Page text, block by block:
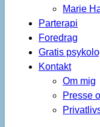
Marie
Parterapi
Foredrag
Gratis
Kontakt
Om mig
Presse